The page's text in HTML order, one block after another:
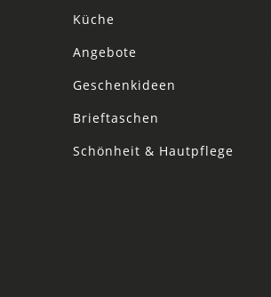
Küche
Angebote
Geschenkideen
Brieftaschen
Schönheit & Hautpflege